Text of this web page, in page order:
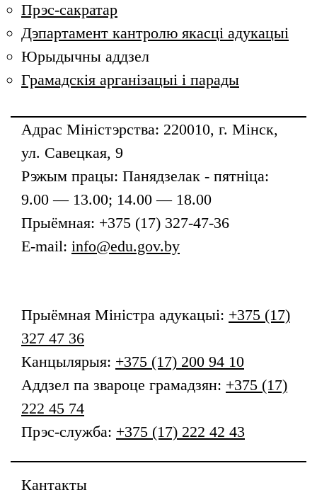
Прэс-сакратар
Дэпартамент кантролю якасці адукацыі
Юрыдычны аддзел
Грамадскія арганізацыі і парады
Адрас Міністэрства: 220010, г. Мінск,
ул. Савецкая, 9
Рэжым працы: Панядзелак - пятніца:
9.00 — 13.00; 14.00 — 18.00
Прыёмная: +375 (17) 327-47-36
E-mail: info@edu.gov.by
Прыёмная Міністра адукацыі: +375 (17)
327 47 36
Канцылярыя: +375 (17) 200 94 10
Аддзел па звароце грамадзян: +375 (17)
222 45 74
Прэс-служба: +375 (17) 222 42 43
Кантакты